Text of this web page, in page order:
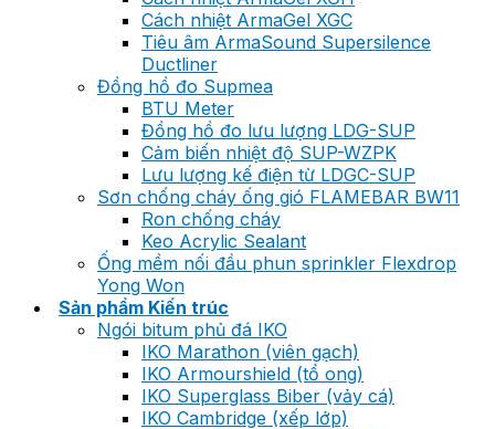
Cách nhiệt ArmaGel XGC
Tiêu âm ArmaSound Supersilence
Ductliner
Đồng hồ đo Supmea
BTU Meter
Đồng hồ đo lưu lượng LDG-SUP
Cảm biến nhiệt độ SUP-WZPK
Lưu lượng kế điện từ LDGC-SUP
Sơn chống cháy ống gió FLAMEBAR BW11
Ron chống cháy
Keo Acrylic Sealant
Ống mềm nối đầu phun sprinkler Flexdrop
Yong Won
Sản phẩm Kiến trúc
Ngói bitum phủ đá IKO
IKO Marathon (viên gạch)
IKO Armourshield (tổ ong)
IKO Superglass Biber (vảy cá)
IKO Cambridge (xếp lớp)